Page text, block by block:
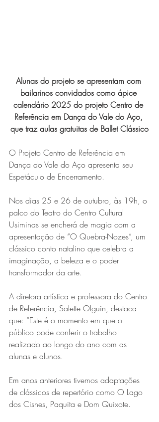
Projeto abre inscrições para
formar grupo de teatro cristão
no Vale do Aço
Série MPB abre temporada de
shows em Ipatinga com Flávio
Venturini
Alunas do projeto se apresentam com
bailarinos convidados como ápice
calendário 2025 do projeto Centro de
Referência em Dança do Vale do Aço,
que traz aulas gratuitas de Ballet Clássico
O Projeto Centro de Referência em
Dança do Vale do Aço apresenta seu
Espetáculo de Encerramento.
Nos dias 25 e 26 de outubro, às 19h, o
palco do Teatro do Centro Cultural
Usiminas se encherá de magia com a
apresentação de “O Quebra-Nozes”, um
clássico conto natalino que celebra a
imaginação, a beleza e o poder
transformador da arte.
A diretora artística e professora do Centro
de Referência, Salette Olguin, destaca
que: “Este é o momento em que o
público pode conferir o trabalho
realizado ao longo do ano com as
alunas e alunos.
Em anos anteriores tivemos adaptações
de clássicos de repertório como O Lago
dos Cisnes, Paquita e Dom Quixote.